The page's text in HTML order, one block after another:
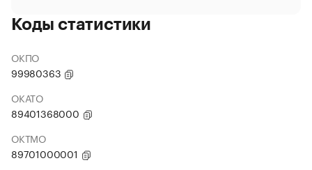
Коды статистики
ОКПО
99980363
ОКАТО
89401368000
ОКТМО
89701000001